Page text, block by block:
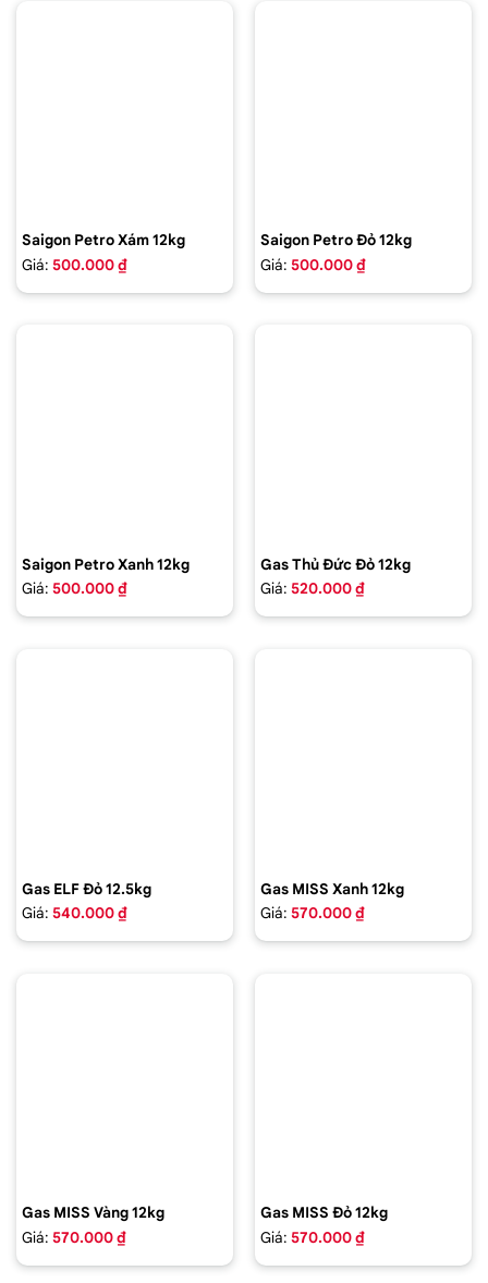
Saigon Petro Xám 12kg
Giá: 500.000 ₫
Saigon Petro Đỏ 12kg
Giá: 500.000 ₫
Saigon Petro Xanh 12kg
Giá: 500.000 ₫
Gas Thủ Đức Đỏ 12kg
Giá: 520.000 ₫
Gas ELF Đỏ 12.5kg
Giá: 540.000 ₫
Gas MISS Xanh 12kg
Giá: 570.000 ₫
Gas MISS Vàng 12kg
Giá: 570.000 ₫
Gas MISS Đỏ 12kg
Giá: 570.000 ₫